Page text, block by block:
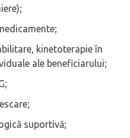
kinetoterapie în
ale beneficiarului;
suportivă;